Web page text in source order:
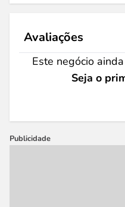
Avaliações
Este negócio
Seja o
Publicidade